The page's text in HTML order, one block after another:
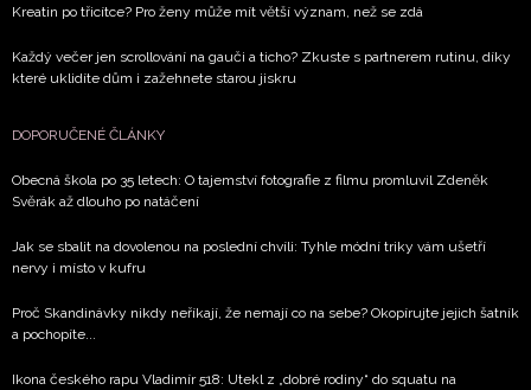
Kreatin po třicítce? Pro ženy může mít větší význam, než se zdá
Každý večer jen scrollování na gauči a ticho? Zkuste s partnerem rutinu, díky
které uklidíte dům i zažehnete starou jiskru
DOPORUČENÉ ČLÁNKY
Obecná škola po 35 letech: O tajemství fotografie z filmu promluvil Zdeněk
Svěrák až dlouho po natáčení
Jak se sbalit na dovolenou na poslední chvíli: Tyhle módní triky vám ušetří
nervy i místo v kufru
Proč Skandinávky nikdy neříkají, že nemají co na sebe? Okopírujte jejich šatník
a pochopíte...
Ikona českého rapu Vladimír 518: Utekl z „dobré rodiny“ do squatu na